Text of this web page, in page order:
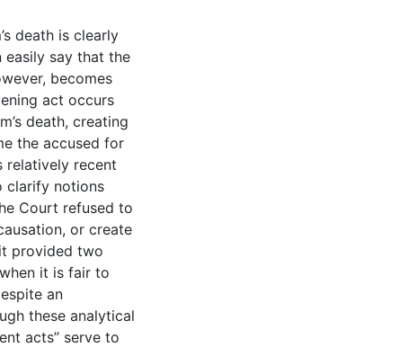
death is clearly
easily say that the
becomes
act occurs
death, creating
the accused for
relatively recent
clarify notions
Court refused to
or create
provided two
it is fair to
an
these analytical
acts” serve to